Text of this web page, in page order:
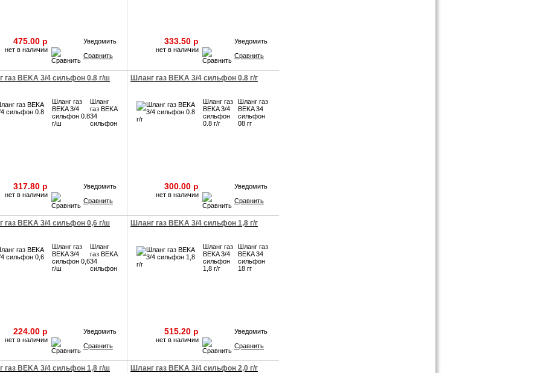
475.00 p
нет в наличии
Уведомить
Сравнить
333.50 p
нет в наличии
Уведомить
Сравнить
газ BEKA 3/4 сильфон 0.8 г/ш
Шланг газ
BEKA 3/4
сильфон 0.8
г/ш
Шланг
газ BEKA
34
сильфон
317.80 p
нет в наличии
Уведомить
Сравнить
Шланг газ BEKA 3/4 сильфон 0.8 г/г
Шланг газ
BEKA 3/4
сильфон
0.8 г/г
Шланг газ
BEKA 34
сильфон
08 гг
300.00 p
нет в наличии
Уведомить
Сравнить
газ BEKA 3/4 сильфон 0,6 г/ш
Шланг газ
BEKA 3/4
сильфон 0,6
г/ш
Шланг
газ BEKA
34
сильфон
224.00 p
нет в наличии
Уведомить
Сравнить
Шланг газ BEKA 3/4 сильфон 1,8 г/г
Шланг газ
BEKA 3/4
сильфон
1,8 г/г
Шланг газ
BEKA 34
сильфон
18 гг
515.20 p
нет в наличии
Уведомить
Сравнить
газ BEKA 3/4 сильфон 1,8 г/ш Шланг газ BEKA 3/4 сильфон 2,0 г/г